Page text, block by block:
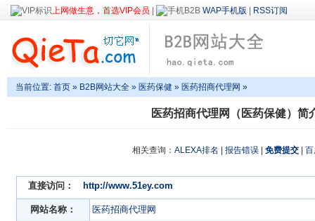
上网做生意，首选VIP会员 WAP手机版 RSS订阅
当前位置: 首页 » B2B网站大全 » 医药保健 » 医药招商代理网 »
医药招商代理网（医药保健）简
相关查询： ALEXA排名 报告错误 免费提交
直接访问： http://www.51ey.com
网站名称： 医药招商代理网